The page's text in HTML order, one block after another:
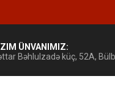
ÜNVANIMIZ:
Bəhlulzadə küç, 52A,